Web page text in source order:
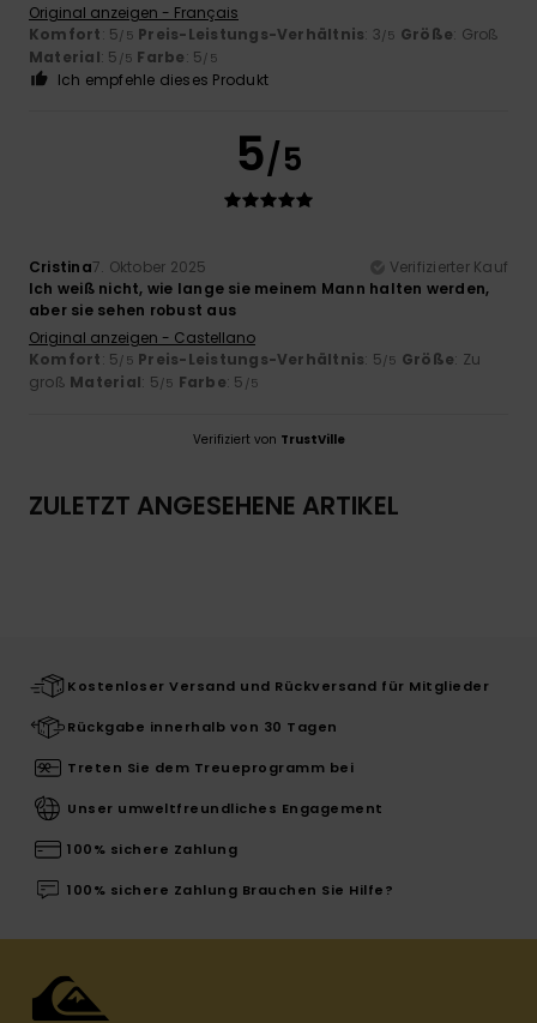
Original anzeigen - Français
Komfort: 5/5 Preis-Leistungs-Verhältnis: 3/5 Größe: Groß
Material: 5 /5 Farbe: 5/5
Ich empfehle dieses Produkt
5/5
Cristina7. Oktober 2025
Verifizierter Kauf
Ich weiß nicht, wie lange sie meinem Mann halten werden,
aber sie sehen robust aus
Original anzeigen - Castellano
Komfort: 5/5 Preis-Leistungs-Verhältnis: 5/5 Größe: Zu
groß Material: 5/5 Farbe: 5 /5
Verifiziert von TrustVille
ZULETZT ANGESEHENE ARTIKEL
Kostenloser Versand und Rückversand für Mitglieder
Rückgabe innerhalb von 30 Tagen
Treten Sie dem Treueprogramm bei
Unser umweltfreundliches Engagement
100% sichere Zahlung
100% sichere Zahlung Brauchen Sie Hilfe?